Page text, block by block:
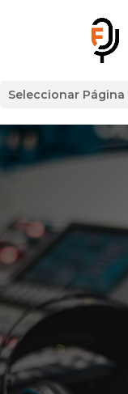
Seleccionar Página